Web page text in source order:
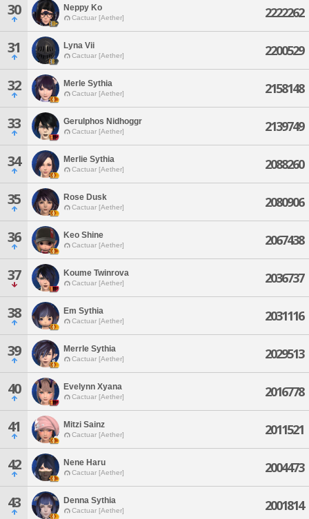
30 Neppy Ko
Cactuar [Aether] 2222262
31 Lyna Vii
Cactuar [Aether] 2200529
32 Merle Sythia
Cactuar [Aether] 2158148
33 Gerulphos Nidhoggr
Cactuar [Aether] 2139749
34 Merlie Sythia
Cactuar [Aether] 2088260
35 Rose Dusk
Cactuar [Aether] 2080906
36 Keo Shine
Cactuar [Aether] 2067438
37 Koume Twinrova
Cactuar [Aether] 2036737
38 Em Sythia
Cactuar [Aether] 2031116
39 Merrle Sythia
Cactuar [Aether] 2029513
40 Evelynn Xyana
Cactuar [Aether] 2016778
41 Mitzi Sainz
Cactuar [Aether] 2011521
42 Nene Haru
Cactuar [Aether] 2004473
43 Denna Sythia
Cactuar [Aether] 2001814